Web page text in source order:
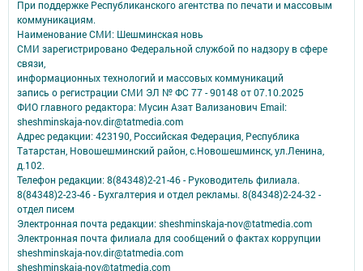
При поддержке Республиканского агентства по печати и массовым
коммуникациям.
Наименование СМИ: Шешминская новь
СМИ зарегистрировано Федеральной службой по надзору в сфере
связи,
информационных технологий и массовых коммуникаций
запись о регистрации СМИ ЭЛ № ФС 77 - 90148 от 07.10.2025
ФИО главного редактора: Мусин Азат Вализанович Email:
sheshminskaja-nov.dir@tatmedia.com
Адрес редакции: 423190, Российская Федерация, Республика
Татарстан, Новошешминский район, с.Новошешминск, ул.Ленина,
д.102.
Телефон редакции: 8(84348)2-21-46 - Руководитель филиала.
8(84348)2-23-46 - Бухгалтерия и отдел рекламы. 8(84348)2-24-32 -
отдел писем
Электронная почта редакции: sheshminskaja-nov@tatmedia.com
Электронная почта филиала для сообщений о фактах коррупции
sheshminskaja-nov.dir@tatmedia.com
sheshminskaja-nov@tatmedia.com